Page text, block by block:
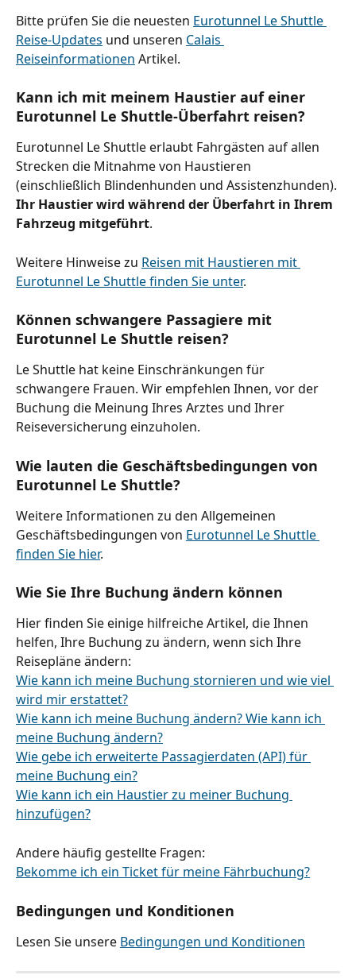
Bitte prüfen Sie die neuesten Eurotunnel Le Shuttle
Reise-Updates und unseren Calais
Reiseinformationen Artikel.
Kann ich mit meinem Haustier auf einer
Eurotunnel Le Shuttle-Überfahrt reisen?
Eurotunnel Le Shuttle erlaubt Fahrgästen auf allen
Strecken die Mitnahme von Haustieren
(einschließlich Blindenhunden und Assistenzhunden).
Ihr Haustier wird während der Überfahrt in Ihrem
Fahrzeug mitgeführt.
Weitere Hinweise zu Reisen mit Haustieren mit
Eurotunnel Le Shuttle finden Sie unter.
Können schwangere Passagiere mit
Eurotunnel Le Shuttle reisen?
Le Shuttle hat keine Einschränkungen für
schwangere Frauen. Wir empfehlen Ihnen, vor der
Buchung die Meinung Ihres Arztes und Ihrer
Reiseversicherung einzuholen.
Wie lauten die Geschäftsbedingungen von
Eurotunnel Le Shuttle?
Weitere Informationen zu den Allgemeinen
Geschäftsbedingungen von Eurotunnel Le Shuttle
finden Sie hier.
Wie Sie Ihre Buchung ändern können
Hier finden Sie einige hilfreiche Artikel, die Ihnen
helfen, Ihre Buchung zu ändern, wenn sich Ihre
Reisepläne ändern:
Wie kann ich meine Buchung stornieren und wie viel
wird mir erstattet?
Wie kann ich meine Buchung ändern? Wie kann ich
meine Buchung ändern?
Wie gebe ich erweiterte Passagierdaten (API) für
meine Buchung ein?
Wie kann ich ein Haustier zu meiner Buchung
hinzufügen?
Andere häufig gestellte Fragen:
Bekomme ich ein Ticket für meine Fährbuchung?
Bedingungen und Konditionen
Lesen Sie unsere Bedingungen und Konditionen